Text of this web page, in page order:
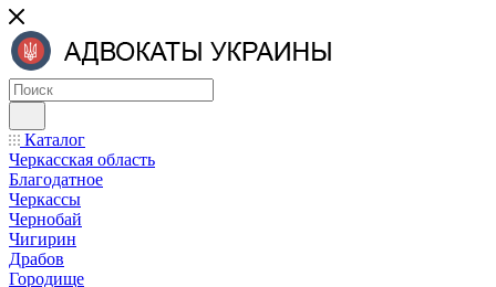
Каталог
Черкасская область
Благодатное
Черкассы
Чернобай
Чигирин
Драбов
Городище